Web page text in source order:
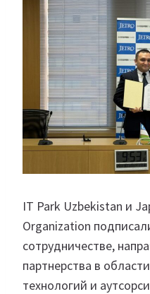
IT Park Uzbekistan и
Organization
сотрудничестве,
партнерства в
технологий и